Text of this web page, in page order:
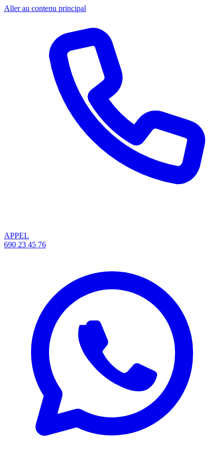
Aller au contenu principal
APPEL
690 23 45 76